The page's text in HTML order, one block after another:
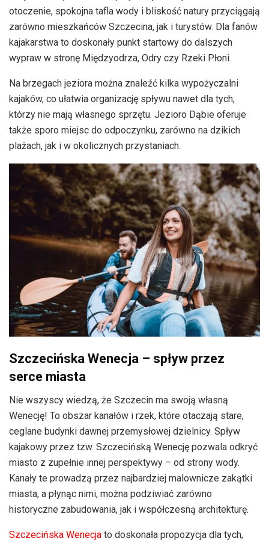
otoczenie, spokojna tafla wody i bliskość natury przyciągają
zarówno mieszkańców Szczecina, jak i turystów. Dla fanów
kajakarstwa to doskonały punkt startowy do dalszych
wypraw w stronę Międzyodrza, Odry czy Rzeki Płoni.
Na brzegach jeziora można znaleźć kilka wypożyczalni
kajaków, co ułatwia organizację spływu nawet dla tych,
którzy nie mają własnego sprzętu. Jezioro Dąbie oferuje
także sporo miejsc do odpoczynku, zarówno na dzikich
plażach, jak i w okolicznych przystaniach.
Szczecińska Wenecja – spływ przez
serce miasta
Nie wszyscy wiedzą, że Szczecin ma swoją własną
Wenecję! To obszar kanałów i rzek, które otaczają stare,
ceglane budynki dawnej przemysłowej dzielnicy. Spływ
kajakowy przez tzw. Szczecińską Wenecję pozwala odkryć
miasto z zupełnie innej perspektywy – od strony wody.
Kanały te prowadzą przez najbardziej malownicze zakątki
miasta, a płynąc nimi, można podziwiać zarówno
historyczne zabudowania, jak i współczesną architekturę.
Szczecińska Wenecja to doskonała propozycja dla tych,